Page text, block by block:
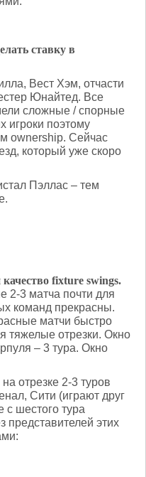
ставку в
Вест Хэм, отчасти
Юнайтед. Все
сложные / спорные
игроки поэтому
ownership. Сейчас
который уже скоро
Пэллас – тем
fixture swings.
2-3 матча почти для
команд прекрасны.
матчи быстро
тяжелые отрезки. Окно
– 3 тура. Окно
отрезке 2-3 туров
Сити (играют друг
с шестого тура
представителей этих